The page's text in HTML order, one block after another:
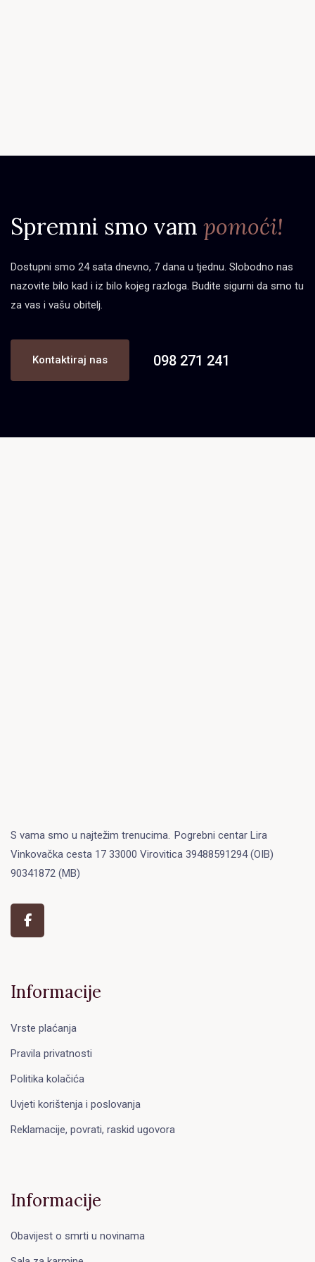
Spremni smo vam pomoći!
Dostupni smo 24 sata dnevno, 7 dana u tjednu. Slobodno nas
nazovite bilo kad i iz bilo kojeg razloga. Budite sigurni da smo tu
za vas i vašu obitelj.
Kontaktiraj nas 098 271 241
S vama smo u najtežim trenucima. Pogrebni centar Lira
Vinkovačka cesta 17 33000 Virovitica 39488591294 (OIB)
90341872 (MB)
Informacije
Vrste plaćanja
Pravila privatnosti
Politika kolačića
Uvjeti korištenja i poslovanja
Reklamacije, povrati, raskid ugovora
Informacije
Obavijest o smrti u novinama